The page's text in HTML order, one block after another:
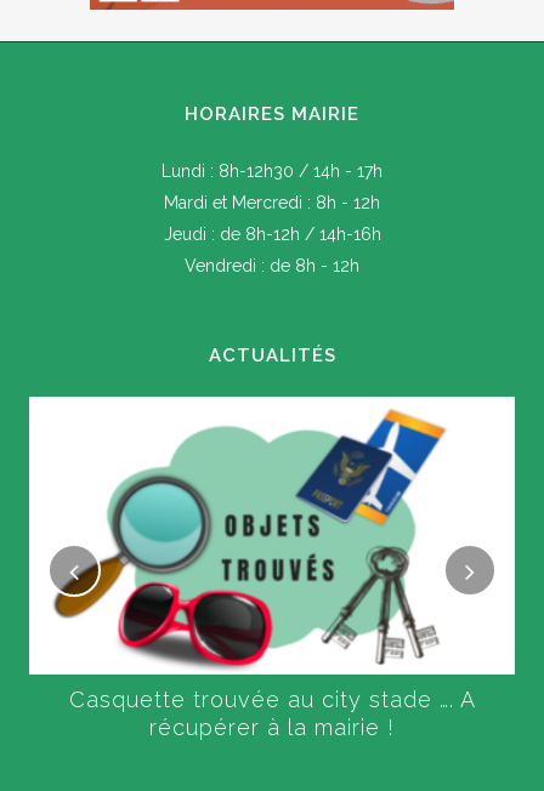
HORAIRES MAIRIE
Lundi : 8h-12h30 / 14h - 17h
Mardi et Mercredi : 8h - 12h
Jeudi : de 8h-12h / 14h-16h
Vendredi : de 8h - 12h
ACTUALITÉS
Casquette trouvée au city stade …. A
récupérer à la mairie !